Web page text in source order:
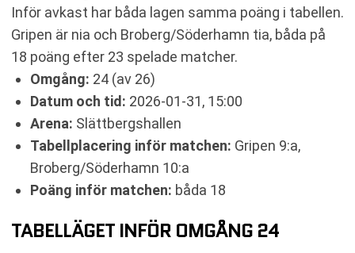
Inför avkast har båda lagen samma poäng i tabellen.
Gripen är nia och Broberg/Söderhamn tia, båda på
18 poäng efter 23 spelade matcher.
Omgång: 24 (av 26)
Datum och tid: 2026-01-31, 15:00
Arena: Slättbergshallen
Tabellplacering inför matchen: Gripen 9:a,
Broberg/Söderhamn 10:a
Poäng inför matchen: båda 18
TABELLÄGET INFÖR OMGÅNG 24